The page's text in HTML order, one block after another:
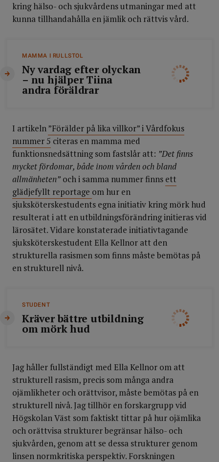
kring hälso- och sjukvårdens utmaningar med att
kunna tillhandahålla en jämlik och rättvis vård.
MAMMA I RULLSTOL
Ny vardag efter olyckan
– nu hjälper Tiina
andra föräldrar
I artikeln”Förälder på lika villkor” i Vårdfokus
nummer 5 citeras en mamma med
funktionsnedsättning som fastslår att: ”Det finns
mycket fördomar, både inom vården och bland
allmänheten” och i samma nummer finns ett
glädjefyllt reportage om hur en
sjuksköterskestudents egna initiativ kring mörk hud
resulterat i att en utbildningsförändring initieras vid
lärosätet. Vidare konstaterade initiativtagande
sjuksköterskestudent Ella Kellnor att den
strukturella rasismen som finns måste bemötas på
en strukturell nivå.
STUDENT
Kräver bättre utbildning
om mörk hud
Jag håller fullständigt med Ella Kellnor om att
strukturell rasism, precis som många andra
ojämlikheter och orättvisor, måste bemötas på en
strukturell nivå. Jag tillhör en forskargrupp vid
Högskolan Väst som faktiskt tittar på hur ojämlika
och orättvisa strukturer begränsar hälso- och
sjukvården, genom att se dessa strukturer genom
linsen normkritiska perspektiv. Forskningen